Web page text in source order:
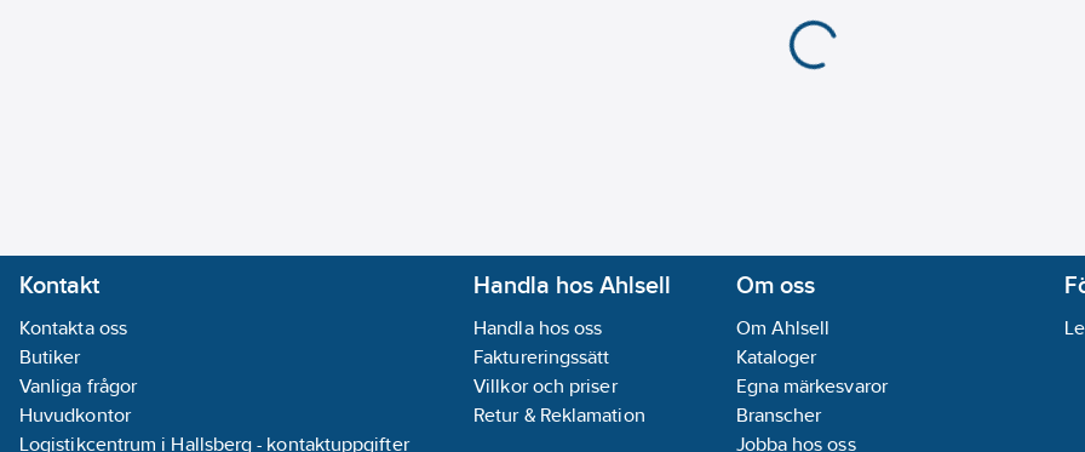
Kontakt
Kontakta oss
Butiker
Vanliga frågor
Huvudkontor
Logistikcentrum i Hallsberg - kontaktuppgifter
Handla hos Ahlsell
Handla hos oss
Faktureringssätt
Villkor och priser
Retur & Reklamation
Om oss
Om Ahlsell
Kataloger
Egna märkesvaror
Branscher
Jobba hos oss